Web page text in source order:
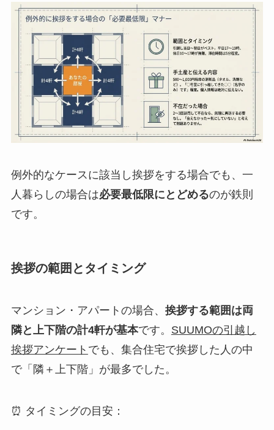
例外的なケースに該当し挨拶をする場合でも、一
人暮らしの場合は必要最低限にとどめるのが鉄則
です。
挨拶の範囲とタイミング
マンション・アパートの場合、 挨拶する範囲は両
隣と上下階の計4軒が基本です。 SUUMOの引越し
挨拶アンケート でも、集合住宅で挨拶した人の中
で「隣＋上下階」が最多でした。
⏰ タイミングの目安：